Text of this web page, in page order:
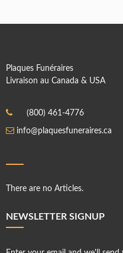
Plaques Funéraires
Livraison au Canada & USA
(800) 461-4776
info@plaquesfuneraires.ca
There are no Articles.
NEWSLETTER SIGNUP